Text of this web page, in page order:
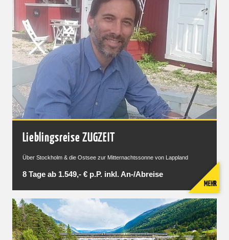
Lieblingsreise ZUGZEIT
Über Stockholm & die Ostsee zur Mitternachtssonne von Lappland
8 Tage ab 1.549,- € p.P. inkl. An-/Abreise
MEHR